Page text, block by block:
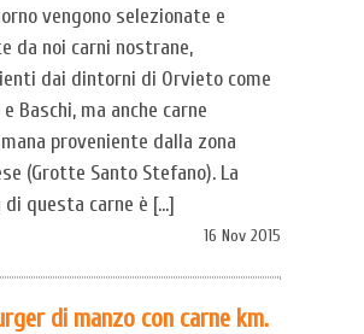
vengono selezionate e
da noi carni nostrane,
dai dintorni di Orvieto come
Baschi, ma anche carne
proveniente dalla zona
(Grotte Santo Stefano). La
questa carne è […]
16 Nov 2015
di manzo con carne km.